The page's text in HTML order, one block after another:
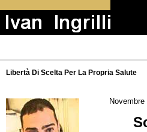
Libertà Di Scelta Per La Propria Salute